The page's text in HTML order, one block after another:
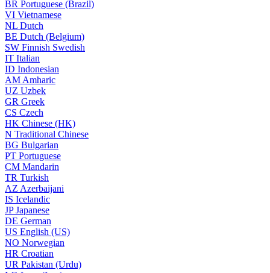
BR Portuguese (Brazil)
VI Vietnamese
NL Dutch
BE Dutch (Belgium)
SW Finnish Swedish
IT Italian
ID Indonesian
AM Amharic
UZ Uzbek
GR Greek
CS Czech
HK Chinese (HK)
N Traditional Chinese
BG Bulgarian
PT Portuguese
CM Mandarin
TR Turkish
AZ Azerbaijani
IS Icelandic
JPJapanese
DE German
US English (US)
NO Norwegian
HR Croatian
UR Pakistan (Urdu)